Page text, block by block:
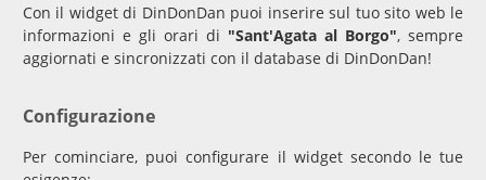
Con il widget di DinDonDan puoi inserire sul tuo sito web le
informazioni e gli orari di "Sant'Agata al Borgo", sempre
aggiornati e sincronizzati con il database di DinDonDan!
Configurazione
Per cominciare, puoi configurare il widget secondo le tue